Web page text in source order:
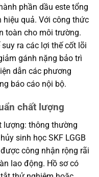
phần dầu este tổng
hiệu quả. Với công thức
toàn cho môi trường.
ra các lợi thế cốt lõi
gánh nặng bảo trì
dẫn các phương
báo cáo nội bộ.
chất lượng
lượng: thông thường
sinh học SKF LGGB
công nhận rộng rãi
lao động. Hồ sơ có